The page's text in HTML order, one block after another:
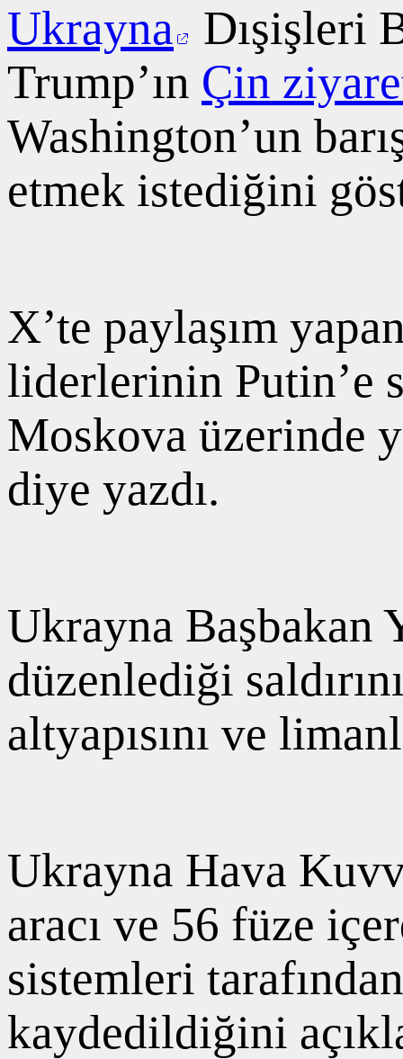
Ukrayna
Dışişleri
Trump’ın Çin
Washington’un
etmek istediğini
X’te paylaşım
liderlerinin Putin’e
Moskova üzerinde
diye yazdı.
Ukrayna Başbakan
düzenlediği
altyapısını ve
Ukrayna Hava
aracı ve 56 füze
sistemleri
kaydedildiğini